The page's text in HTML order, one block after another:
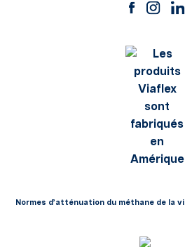
Normes d’atténuation du méthane de la